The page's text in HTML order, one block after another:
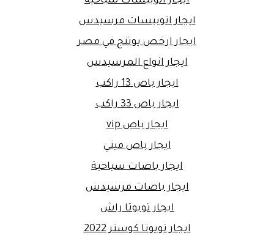
ايجار اتوبيسات مرسيدس
ايجار ارخص يوتنج في مصر
ايجار انواع المرسيدس
ايجار باص 13 راكب
ايجار باص 33 راكب
ايجار باص vip
ايجار باص ميني
ايجار باصات سياحية
ايجار باصات مرسيدس
ايجار تويوتا راش
ايجار تويوتا كوستر 2022